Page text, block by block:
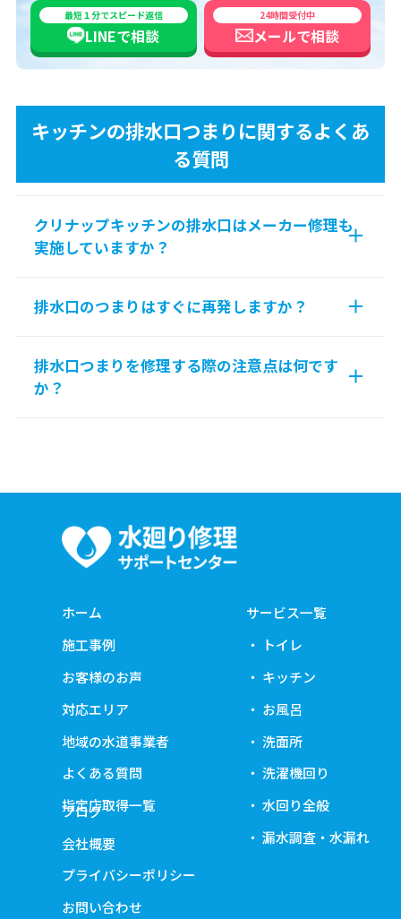
最短１分でスピード返信
LINEで相談
24時間受付中
メールで相談
キッチンの排水口つまりに関するよくあ
る質問
クリナップキッチンの排水口はメーカー修理も
実施していますか？
排水口のつまりはすぐに再発しますか？
排水口つまりを修理する際の注意点は何です
か？
ホーム
施工事例
お客様のお声
対応エリア
地域の水道事業者
よくある質問
指定店取得一覧
サービス一覧
トイレ
キッチン
お風呂
洗面所
洗濯機回り
水回り全般
漏水調査・水漏れ
ブログ
会社概要
プライバシーポリシー
お問い合わせ